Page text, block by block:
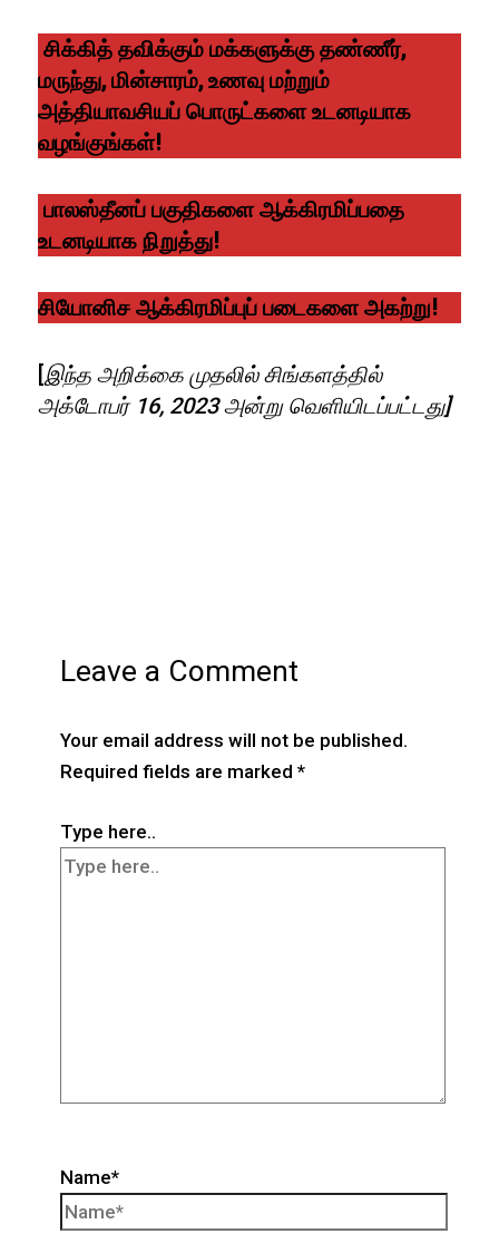
சிக்கித் தவிக்கும் மக்களுக்கு தண்ணீர்,
மருந்து, மின்சாரம், உணவு மற்றும்
அத்தியாவசியப் பொருட்களை உடனடியாக
வழங்குங்கள்!
பாலஸ்தீனப் பகுதிகளை ஆக்கிரமிப்பதை
உடனடியாக நிறுத்து!
சியோனிச ஆக்கிரமிப்புப் படைகளை அகற்று!
[இந்த அறிக்கை முதலில் சிங்களத்தில்
அக்டோபர் 16, 2023 அன்று வெளியிடப்பட்டது]
Leave a Comment
Your email address will not be published.
Required fields are marked *
Type here..
Name*